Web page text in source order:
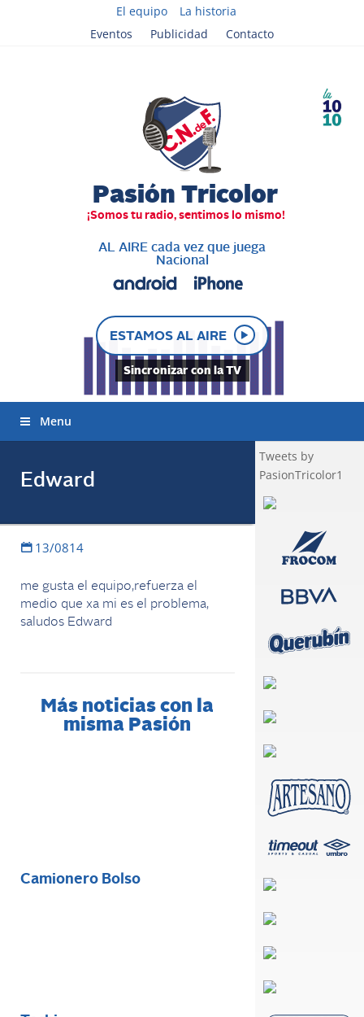
El equipo
La historia
Eventos
Publicidad Contacto
AL AIRE cada vez que juega
Nacional
ESTAMOS AL AIRE
Sincronizar con la TV
Menu
Edward
13/0814
me gusta el equipo,refuerza el
medio que xa mi es el problema,
saludos Edward
Más noticias con la
misma Pasión
Camionero Bolso
Tweets by
PasionTricolor1